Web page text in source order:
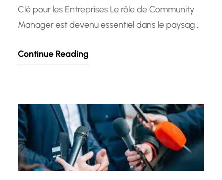
Clé pour les Entreprises Le rôle de Community
Manager est devenu essentiel dans le paysage
les communautés en ligne d’une entreprise, le
ligne d’une…
Continue Reading